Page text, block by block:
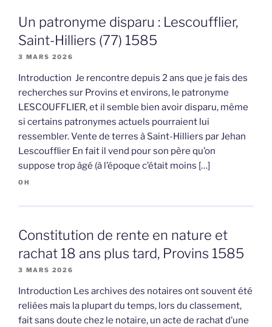
Un patronyme disparu : Lescoufflier,
Saint-Hilliers (77) 1585
3 MARS 2026
Introduction Je rencontre depuis 2 ans que je fais des
recherches sur Provins et environs, le patronyme
LESCOUFFLIER, et il semble bien avoir disparu, même
si certains patronymes actuels pourraient lui
ressembler. Vente de terres à Saint-Hilliers par Jehan
Lescoufflier En fait il vend pour son père qu’on
suppose trop âgé (à l’époque c’était moins […]
OH
Constitution de rente en nature et
rachat 18 ans plus tard, Provins 1585
3 MARS 2026
Introduction Les archives des notaires ont souvent été
reliées mais la plupart du temps, lors du classement,
fait sans doute chez le notaire, un acte de rachat d’une